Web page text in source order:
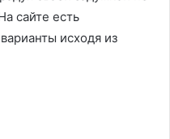
сайте есть
исходя из